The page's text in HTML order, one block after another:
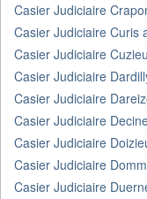
Casier Judiciaire
Casier Judiciaire Curis
Casier Judiciaire
Casier Judiciaire
Casier Judiciaire
Casier Judiciaire
Casier Judiciaire
Casier Judiciaire
Casier Judiciaire